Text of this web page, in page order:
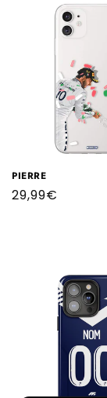
PIERRE
Prix
29,99€